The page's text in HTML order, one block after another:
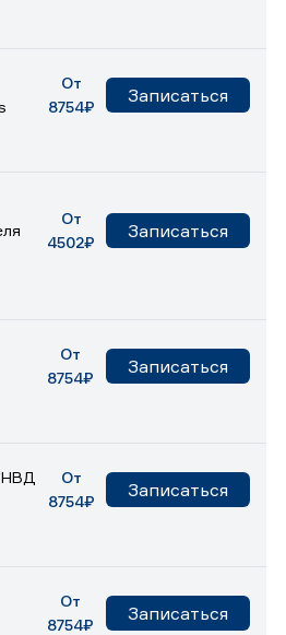
От
8754₽
Записаться
От
4502₽
Записаться
От
8754₽
Записаться
От
8754₽
Записаться
От
8754₽
Записаться